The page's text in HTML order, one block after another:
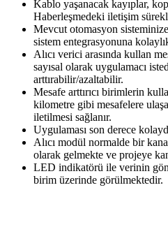
Kablo yaşanacak kayıplar,
Haberleşmedeki iletişim
Mevcut otomasyon
sistem entegrasyonuna
Alıcı verici arasında kullan
sayısal olarak uygulamacı
arttırabilir/azaltabilir.
Mesafe arttırıcı birimlerin
kilometre gibi mesafelere
iletilmesi sağlanır.
Uygulaması son derece
Alıcı modül normalde bir
olarak gelmekte ve projeye
LED indikatörü ile verinin
birim üzerinde görülmektedir.